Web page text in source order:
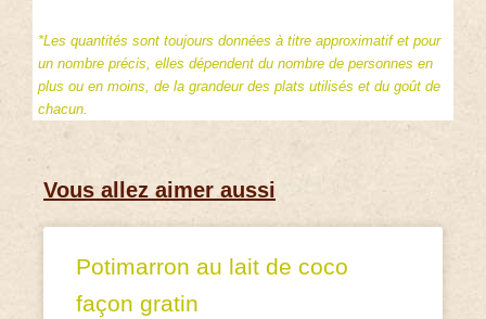
*Les quantités sont toujours données à titre approximatif et pour
un nombre précis, elles dépendent du nombre de personnes en
plus ou en moins, de la grandeur des plats utilisés et du goût de
chacun.
Vous allez aimer aussi
Potimarron au lait de coco
façon gratin